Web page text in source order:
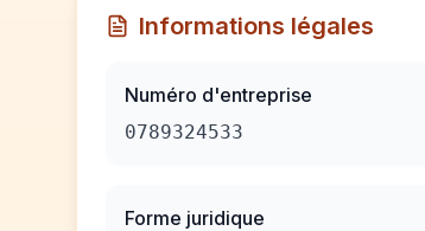
Informations légales
Numéro d'entreprise
0789324533
Forme juridique